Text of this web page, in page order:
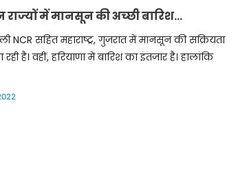
में मानसून की अच्‍छी बारिश…
NCR सहित महाराष्ट्र, गुजरात में मानसून की सक्रियता
है। वहीं, हरियाणा में बारिश का इंतजार है। हालांकि